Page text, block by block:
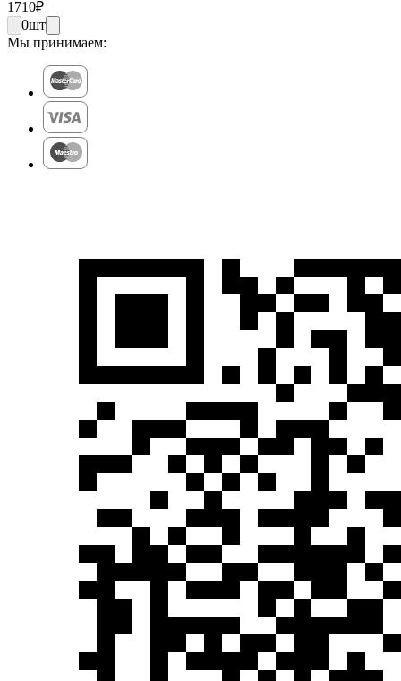
1710₽
0шт
Мы принимаем: